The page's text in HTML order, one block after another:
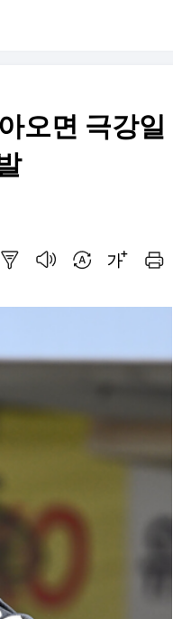
오면 극강일